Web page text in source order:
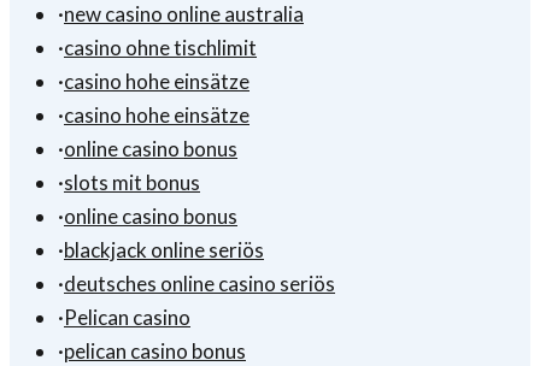
·new casino online australia
·casino ohne tischlimit
·casino hohe einsätze
·casino hohe einsätze
·online casino bonus
·slots mit bonus
·online casino bonus
·blackjack online seriös
·deutsches online casino seriös
·Pelican casino
·pelican casino bonus